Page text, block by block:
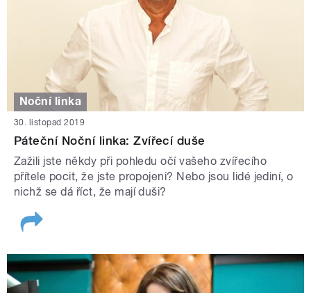
Noční linka
30. listopad 2019
Páteční Noční linka: Zvířecí duše
Zažili jste někdy při pohledu očí vašeho zvířecího
přítele pocit, že jste propojeni? Nebo jsou lidé jediní, o
nichž se dá říct, že mají duši?